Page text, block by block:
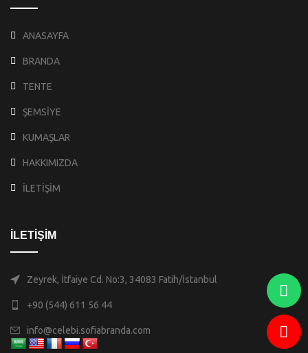
ANASAYFA
BRANDA
TENTE
ŞEMSİYE
KUMAŞLAR
HAKKIMIZDA
İLETİŞİM
İLETİŞİM
Zeyrek, İtfaiye Cd. No:3, 34083 Fatih/İstanbul
+90 (544) 611 56 44
info@celebi.sofiabranda.com